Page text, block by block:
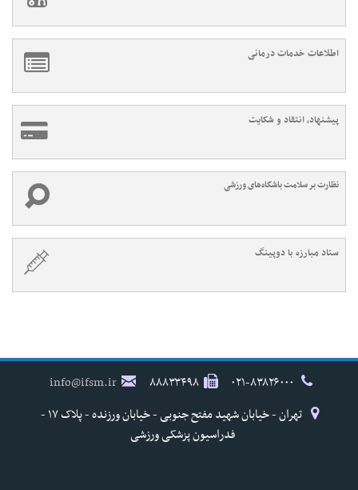
اطلاعات خدمات درمانی
پیشنهاد، انتقاد و شکایت
نظارت بر سلامت باشگاه‌های ورزشی
ستاد مبارزه با دوپینگ
۸۸۸۳۳۴۹۸
info@ifsm.ir
تهران - خیابان شهید مفتح جنوبی - خیابان ورزنده - پلاک ۱۷ -
فدراسیون پزشکی ورزشی